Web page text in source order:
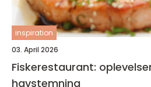
inspiration
03. April 2026
Fiskerestaurant:
havstemning